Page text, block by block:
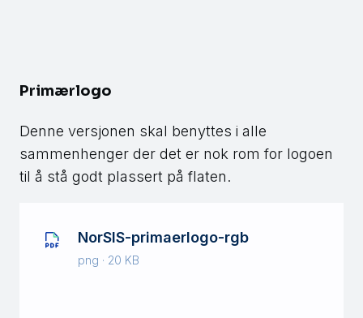
Primærlogo
Denne versjonen skal benyttes i alle
sammenhenger der det er nok rom for logoen
til å stå godt plassert på flaten.
NorSIS-primaerlogo-rgb
png · 20 KB